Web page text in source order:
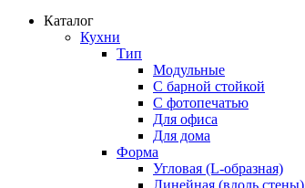
Каталог
Кухни
Тип
Модульные
С барной стойкой
С фотопечатью
Для офиса
Для дома
Форма
Угловая (L-образная)
Линейная (вдоль стены)